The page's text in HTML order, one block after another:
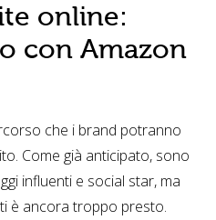
online:
con Amazon
che i brand potranno
Come già anticipato, sono
influenti e social star, ma
è ancora troppo presto.